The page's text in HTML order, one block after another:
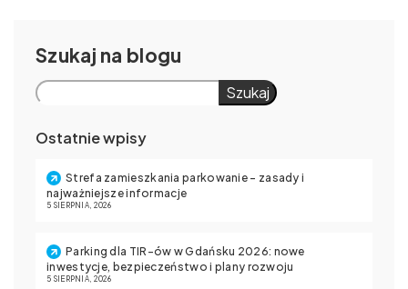
Szukaj
Szukaj
Ostatnie wpisy
Strefa zamieszkania parkowanie – zasady i
najważniejsze informacje
5 SIERPNIA, 2026
Parking dla TIR-ów w Gdańsku 2026: nowe
inwestycje, bezpieczeństwo i plany rozwoju
5 SIERPNIA, 2026